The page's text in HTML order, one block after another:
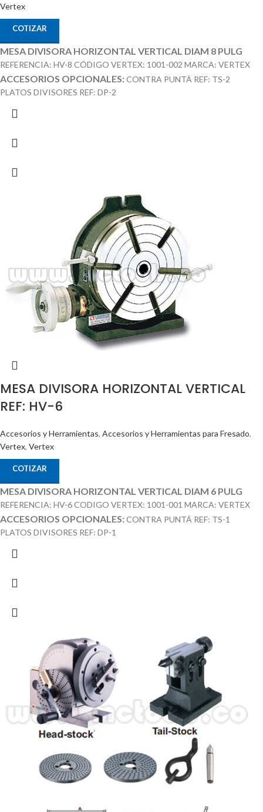
Vertex
COTIZAR
MESA DIVISORA HORIZONTAL VERTICAL DIAM 8 PULG
REFERENCIA: HV-8 CÓDIGO VERTEX: 1001-002 MARCA: VERTEX
ACCESORIOS OPCIONALES:CONTRA PUNTÁ REF: TS-2
PLATOS DIVISORES REF: DP-2
MESA DIVISORA HORIZONTAL VERTICAL
REF: HV-6
Accesorios y Herramientas, Accesorios y Herramientas para Fresado,
Vertex, Vertex
COTIZAR
MESA DIVISORA HORIZONTAL VERTICAL DIAM 6 PULG
REFERENCIA: HV-6 CODIGO VERTEX: 1001-001 MARCA: VERTEX
ACCESORIOS OPCIONALES:CONTRA PUNTÁ REF: TS-1
PLATOS DIVISORES REF: DP-1